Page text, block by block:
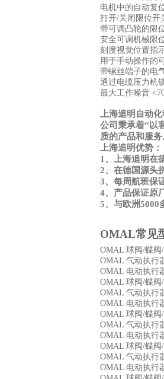
电机中的自动复
打开/关闭限位开
带可调凸轮的限
安全可调机械限
刻度视觉位置指
用于手动操作的
带螺丝端子的电
通过电缆压力机
最大工作噪音
上海追明自动
公司秉承着“以
质的产品和服
上海追明优势：
1、上海追明在
2、在德国源头
3、每周航班保
4、产品保证原
5、与欧洲5000
OMAL常见
OMAL 球阀/蝶阀
OMAL 气动执行
OMAL 电动执行
OMAL 球阀/蝶阀
OMAL 气动执行
OMAL 电动执行
OMAL 球阀/蝶阀
OMAL 气动执行
OMAL 电动执行
OMAL 球阀/蝶阀
OMAL 气动执行
OMAL 电动执行